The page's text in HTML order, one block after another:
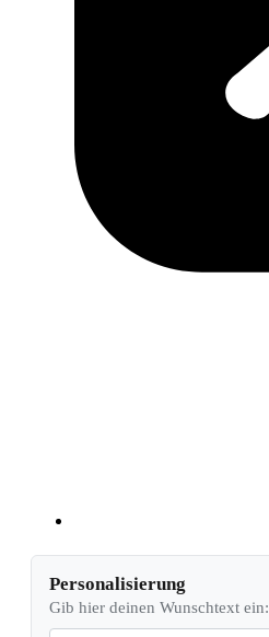
Personalisierung
Gib hier deinen Wunschtext ein: